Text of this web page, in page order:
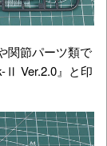
関節パーツ類で
Ⅱ Ver.2.0』と印